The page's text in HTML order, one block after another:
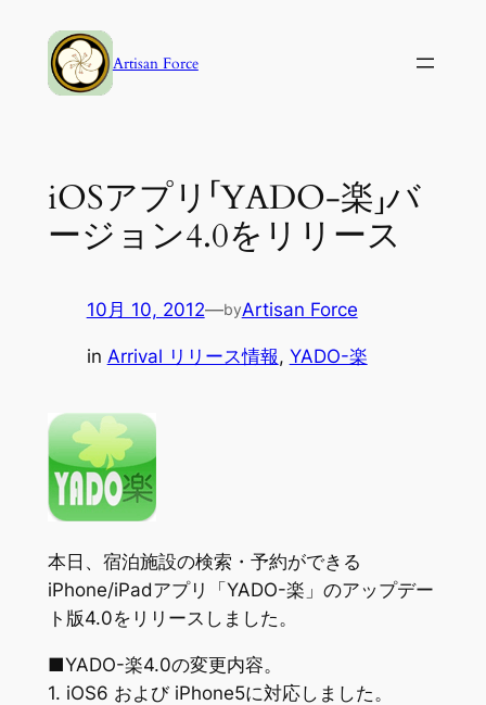
Artisan Force
iOSアプリ「YADO-楽」バ
ージョン4.0をリリース
10月 10, 2012—byArtisan Force
in Arrival リリース情報, YADO-楽
本日、宿泊施設の検索・予約ができる
iPhone/iPadアプリ「YADO-楽」のアップデー
ト版4.0をリリースしました。
■YADO-楽4.0の変更内容。
1. iOS6 および iPhone5に対応しました。